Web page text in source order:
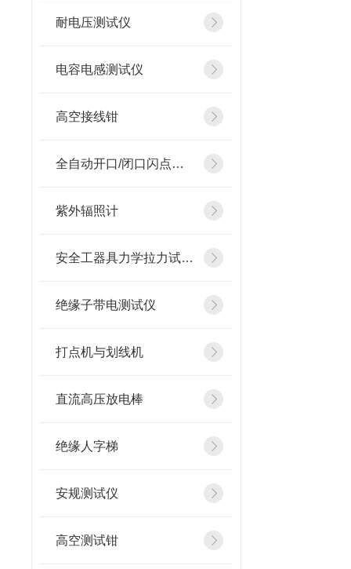
耐电压测试仪
电容电感测试仪
高空接线钳
全自动开口/闭口闪点测定仪
紫外辐照计
安全工器具力学拉力试验机
绝缘子带电测试仪
打点机与划线机
直流高压放电棒
绝缘人字梯
安规测试仪
高空测试钳